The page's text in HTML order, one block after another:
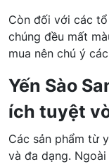
Còn đối với các
chúng đều mất
mua nên chú ý
Yến Sào
ích tuyệt
Các sản phẩm từ
và đa dạng.